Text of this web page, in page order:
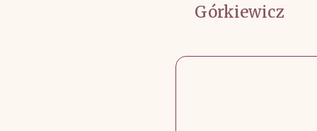
Górkiewicz